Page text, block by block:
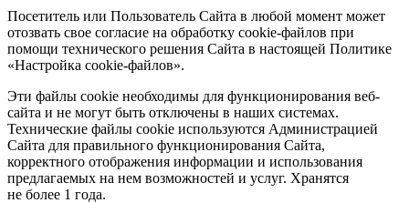
Посетитель или Пользователь Сайта в любой момент может
отозвать свое согласие на обработку cookie-файлов при
помощи технического решения Сайта в настоящей Политике
«Настройка cookie-файлов».
Эти файлы cookie необходимы для функционирования веб-
сайта и не могут быть отключены в наших системах.
Технические файлы cookie используются Администрацией
Сайта для правильного функционирования Сайта,
корректного отображения информации и использования
предлагаемых на нем возможностей и услуг. Хранятся
не более 1 года.